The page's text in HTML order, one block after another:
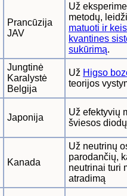
Prancūzija
JAV
Už
metodų,
matuoti ir
kvantines
sukūrimą.
Jungtinė
Karalystė
Belgija
Už Higso
teorijos
Japonija
Už efektyvių
šviesos
Kanada
Už neutrinų
parodančių,
neutrinai turi
atradimą